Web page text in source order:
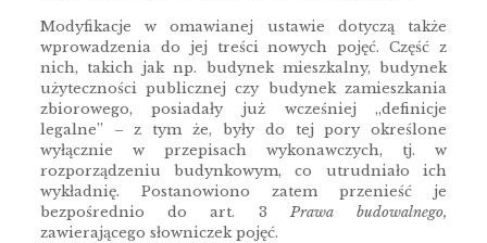
Modyfikacje w omawianej ustawie dotyczą także
wprowadzenia do jej treści nowych pojęć. Część z
nich, takich jak np. budynek mieszkalny, budynek
użyteczności publicznej czy budynek zamieszkania
zbiorowego, posiadały już wcześniej „definicje
legalne” – z tym że, były do tej pory określone
wyłącznie w przepisach wykonawczych, tj. w
rozporządzeniu budynkowym, co utrudniało ich
wykładnię. Postanowiono zatem przenieść je
bezpośrednio do art. 3 Prawa budowalnego,
zawierającego słowniczek pojęć.